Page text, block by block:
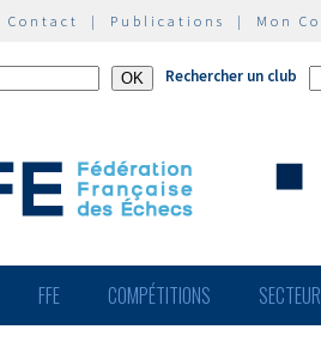
Contact | Publications | Mon
Rechercher un club
FFE COMPÉTITIONS